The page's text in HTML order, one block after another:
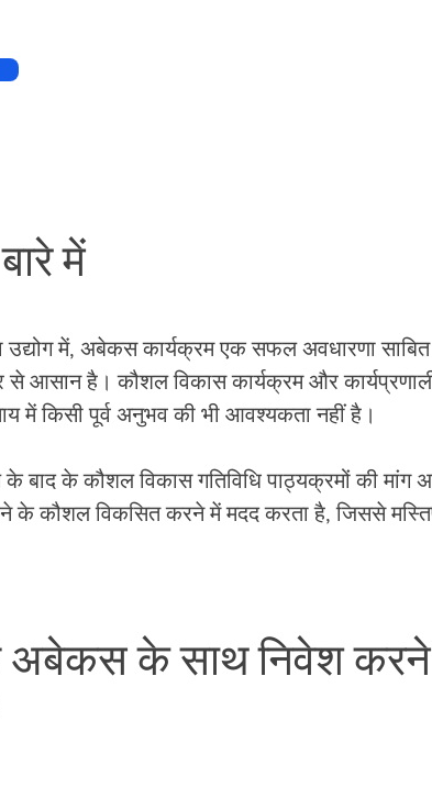
में
उद्योग में, अबेकस कार्यक्रम एक सफल अवधारणा
से आसान है। कौशल विकास कार्यक्रम और
में किसी पूर्व अनुभव की भी आवश्यकता नहीं है।
बाद के कौशल विकास गतिविधि पाठ्यक्रमों की
के कौशल विकसित करने में मदद करता है, जिससे
अबेकस के साथ निवेश